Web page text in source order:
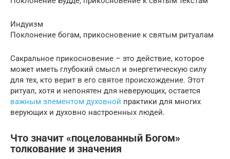
Индуизм
Поклонение богам, прикосновение к святым ритуалам
Сакральное прикосновение – это действие, которое
может иметь глубокий смысл и энергетическую силу
для тех, кто верит в его святое происхождение. Этот
ритуал, хотя и непонятен для неверующих, остается
важным элементом духовной практики для многих
верующих и духовно настроенных людей.
Что значит «поцелованный Богом»
толкование и значения